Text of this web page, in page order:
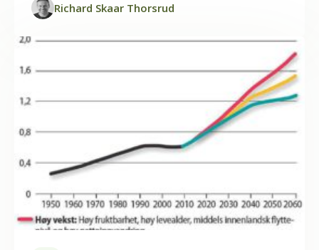
Richard Skaar Thorsrud